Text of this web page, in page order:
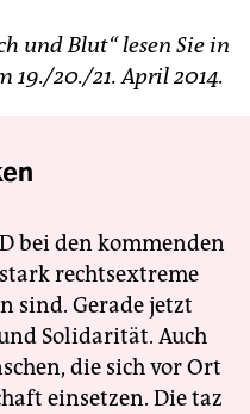
und Blut“ lesen Sie in
19./20./21. April 2014.
bei den kommenden
rechtsextreme
sind. Gerade jetzt
Solidarität. Auch
die sich vor Ort
einsetzen. Die taz